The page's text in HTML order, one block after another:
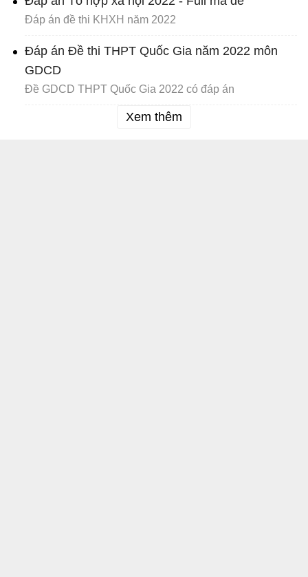
Đáp án đề thi KHXH năm 2022
Đáp án Đề thi THPT Quốc Gia năm 2022 môn
GDCD
Đề GDCD THPT Quốc Gia 2022 có đáp án
Xem thêm